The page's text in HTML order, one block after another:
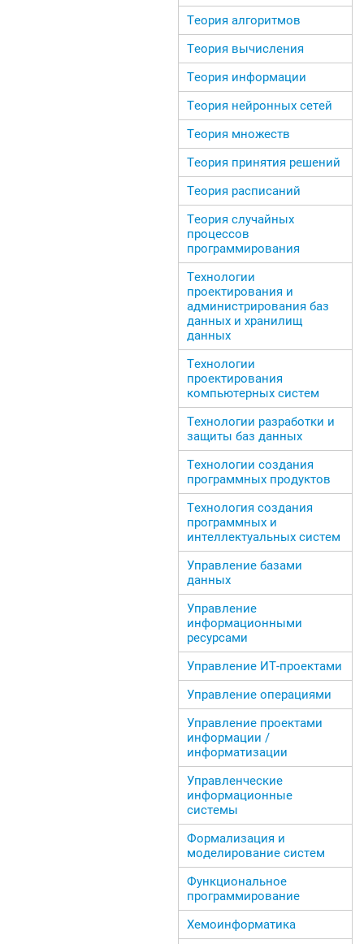
Теория алгоритмов
Теория вычисления
Теория информации
Теория нейронных сетей
Теория множеств
Теория принятия решений
Теория расписаний
Теория случайных
процессов
программирования
Технологии
проектирования и
администрирования баз
данных и хранилищ
данных
Технологии
проектирования
компьютерных систем
Технологии разработки и
защиты баз данных
Технологии создания
программных продуктов
Технология создания
программных и
интеллектуальных систем
Управление базами
данных
Управление
информационными
ресурсами
Управление ИТ-проектами
Управление операциями
Управление проектами
информации /
информатизации
Управленческие
информационные
системы
Формализация и
моделирование систем
Функциональное
программирование
Хемоинформатика